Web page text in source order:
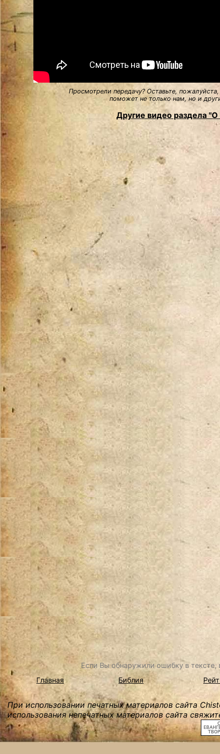
Просмотрели передачу? Оставьте,
поможет не только нам, но и
Другие видео раздела
Если Вы обнаружили ошибку в
Главная
Библия
При использовании печатных материалов сайта
использования непечатных материалов сайта